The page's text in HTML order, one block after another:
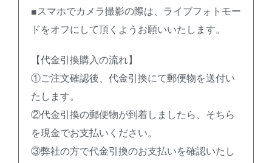
■スマホでカメラ撮影の際は、ライブフォトモー
ドをオフにして頂くようお願いいたします。
【代金引換購入の流れ】
①ご注文確認後、代金引換にて郵便物を送付い
たします。
②代金引換の郵便物が到着しましたら、そちら
を現金でお支払いください。
③弊社の方で代金引換のお支払いを確認いたし